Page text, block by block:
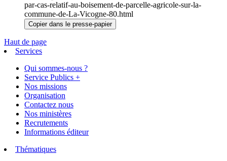
par-cas-relatif-au-boisement-de-parcelle-agricole-sur-la-
commune-de-La-Vicogne-80.html
Copier dans le presse-papier
Haut de page
Services
Qui sommes-nous ?
Service Publics +
Nos missions
Organisation
Contactez nous
Nos ministères
Recrutements
Informations éditeur
Thématiques